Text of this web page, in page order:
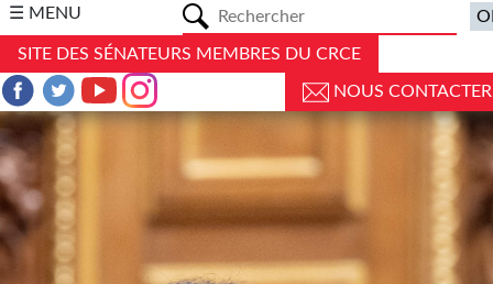
☰ MENU
SITE DES SÉNATEURS MEMBRES DU CRCE
NOUS CONTACTER